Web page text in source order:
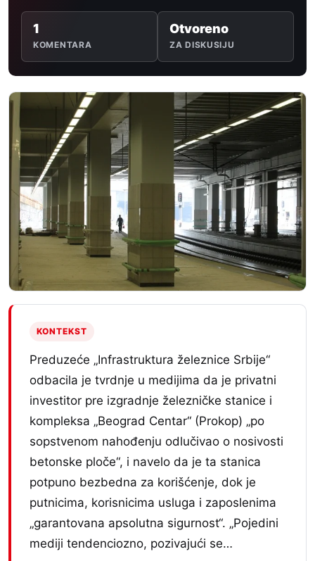
1
KOMENTARA
Otvoreno
ZA DISKUSIJU
KONTEKST
Preduzeće „Infrastruktura železnice Srbije“
odbacila je tvrdnje u medijima da je privatni
investitor pre izgradnje železničke stanice i
kompleksa „Beograd Centar“ (Prokop) „po
sopstvenom nahođenju odlučivao o nosivosti
betonske ploče“, i navelo da je ta stanica
potpuno bezbedna za korišćenje, dok je
putnicima, korisnicima usluga i zaposlenima
„garantovana apsolutna sigurnost“. „Pojedini
mediji tendenciozno, pozivajući se…